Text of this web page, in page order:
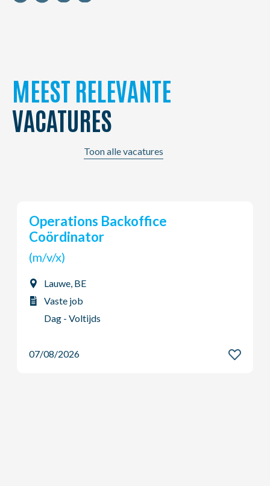
MEEST RELEVANTE
VACATURES
Toon alle vacatures
Young Potential Planner
(m/v/x)
Ardooie, BE
Vaste job
Dag - Voltijds